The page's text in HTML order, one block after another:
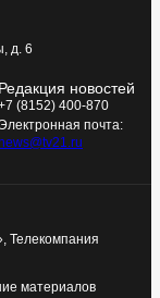
д. 6
Редакция новостей
(8152) 400-870
почта:
Телекомпания
материалов